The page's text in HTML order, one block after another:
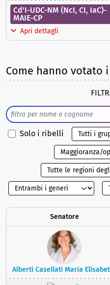
Cd'I-UDC-NM (NcI, CI, IaC)-
MAIE-CP
Apri dettagli
Come hanno votato
Solo i ribelli
Senatore
Alberti Casellati Maria